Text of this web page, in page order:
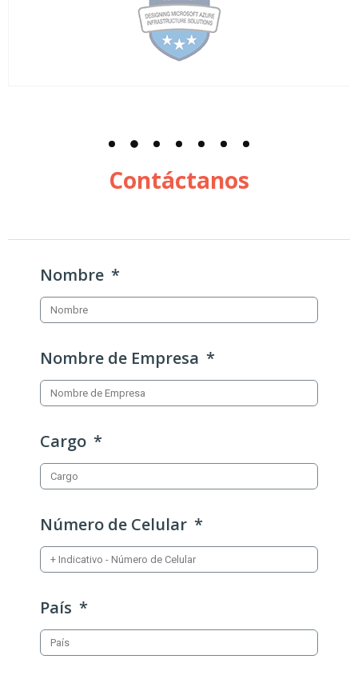
Contáctanos
Nombre
Nombre de Empresa
Cargo
Número de Celular
País